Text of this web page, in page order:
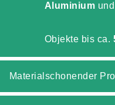
Aluminium
Objekte bis ca.
Materialschonender